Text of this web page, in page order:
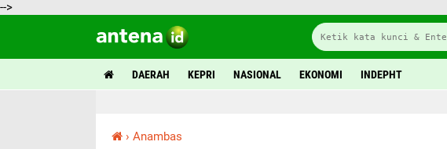
-->
DAERAH KEPRI NASIONAL EKONOMI INDEPHT
› Anambas